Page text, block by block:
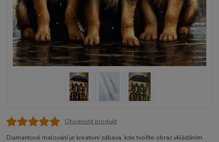
Ohodnotit produkt
Diamantové malování je kreativní zábava, kde tvoříte obraz vkládáním